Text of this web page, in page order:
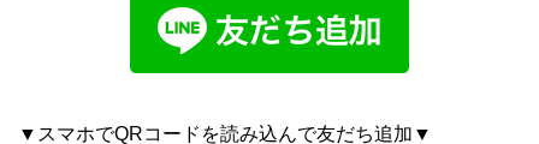
▼スマホでQRコードを読み込んで友だち追加▼